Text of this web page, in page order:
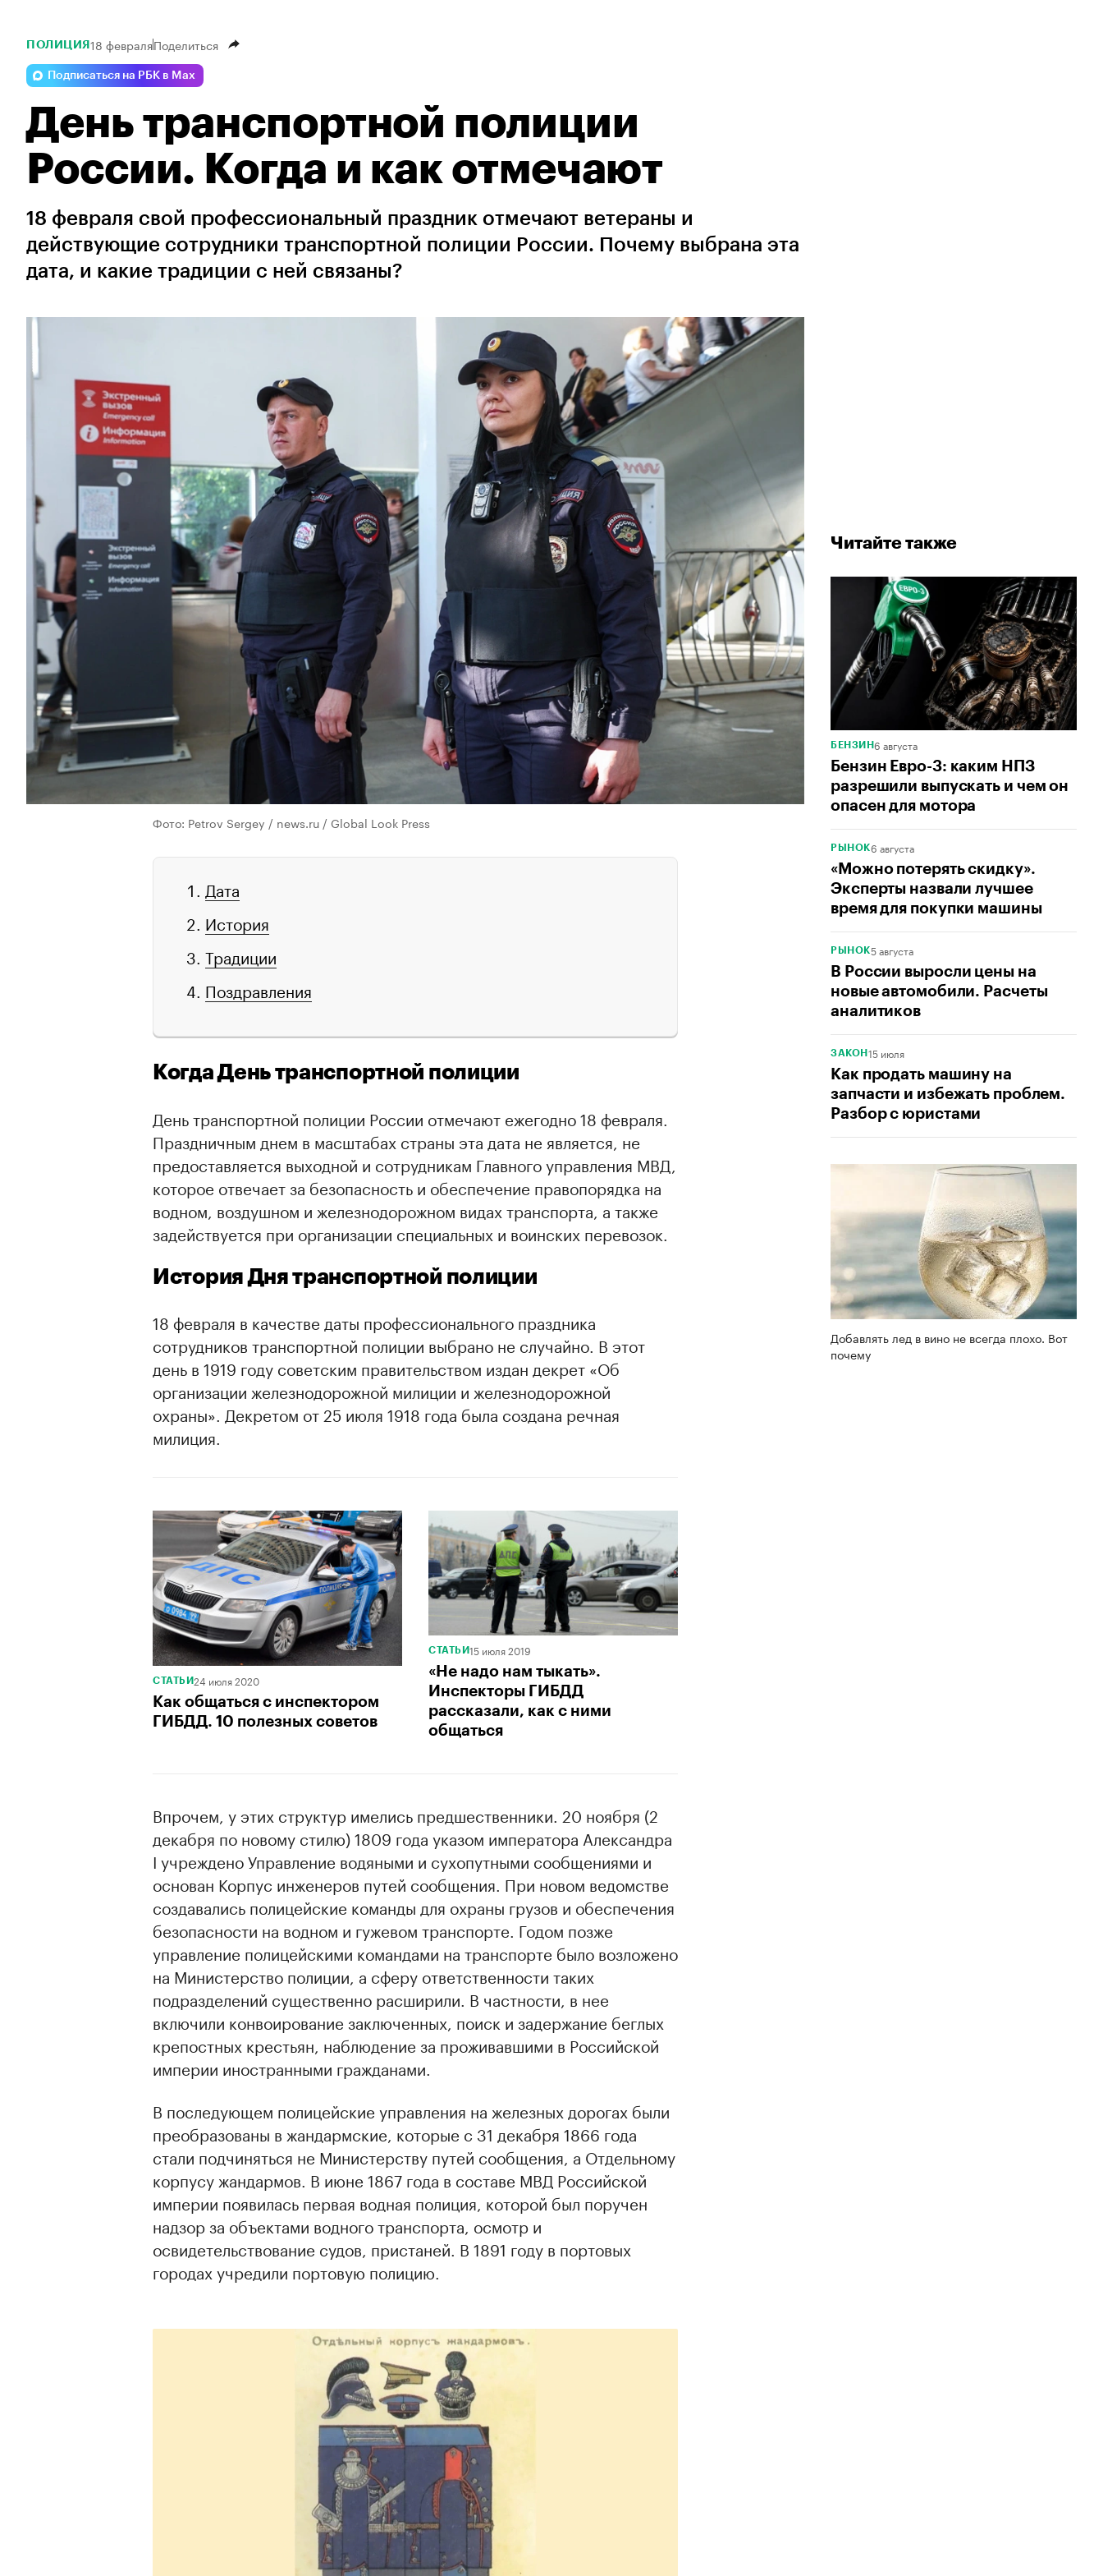
Читайте также
БЕНЗИН6 августа
Бензин Евро-3: каким НПЗ
разрешили выпускать и чем он
опасен для мотора
РЫНОК6 августа
«Можно потерять скидку».
Эксперты назвали лучшее
время для покупки машины
РЫНОК5 августа
В России выросли цены на
новые автомобили. Расчеты
аналитиков
ЗАКОН 15 июля
Как продать машину на
запчасти и избежать проблем.
Разбор с юристами
Добавлять лед в вино не всегда плохо. Вот
почему
ПОЛИЦИЯ 18 февраляПоделиться
Подписаться на РБК в Max
День транспортной полиции
России. Когда и как отмечают
18 февраля свой профессиональный праздник отмечают ветераны и
действующие сотрудники транспортной полиции России. Почему выбрана эта
дата, и какие традиции с ней связаны?
Фото: Petrov Sergey / news.ru / Global Look Press
Дата
История
Традиции
Поздравления
Когда День транспортной полиции
00:00
День транспортной полиции России отмечают ежегодно 18 февраля.
Праздничным днем в масштабах страны эта дата не является, не
предоставляется выходной и сотрудникам Главного управления МВД,
которое отвечает за безопасность и обеспечение правопорядка на
водном, воздушном и железнодорожном видах транспорта, а также
задействуется при организации специальных и воинских перевозок.
История Дня транспортной полиции
18 февраля в качестве даты профессионального праздника
сотрудников транспортной полиции выбрано не случайно. В этот
день в 1919 году советским правительством издан декрет «Об
организации железнодорожной милиции и железнодорожной
охраны». Декретом от 25 июля 1918 года была создана речная
милиция.
СТАТЬИ24 июля 2020
Как общаться с инспектором
ГИБДД. 10 полезных советов
СТАТЬИ15 июля 2019
«Не надо нам тыкать».
Инспекторы ГИБДД
рассказали, как с ними
общаться
Впрочем, у этих структур имелись предшественники. 20 ноября (2
декабря по новому стилю) 1809 года указом императора Александра
I учреждено Управление водяными и сухопутными сообщениями и
основан Корпус инженеров путей сообщения. При новом ведомстве
создавались полицейские команды для охраны грузов и обеспечения
безопасности на водном и гужевом транспорте. Годом позже
управление полицейскими командами на транспорте было возложено
на Министерство полиции, а сферу ответственности таких
подразделений существенно расширили. В частности, в нее
включили конвоирование заключенных, поиск и задержание беглых
крепостных крестьян, наблюдение за проживавшими в Российской
империи иностранными гражданами.
В последующем полицейские управления на железных дорогах были
преобразованы в жандармские, которые с 31 декабря 1866 года
стали подчиняться не Министерству путей сообщения, а Отдельному
корпусу жандармов. В июне 1867 года в составе МВД Российской
империи появилась первая водная полиция, которой был поручен
надзор за объектами водного транспорта, осмотр и
освидетельствование судов, пристаней. В 1891 году в портовых
городах учредили портовую полицию.